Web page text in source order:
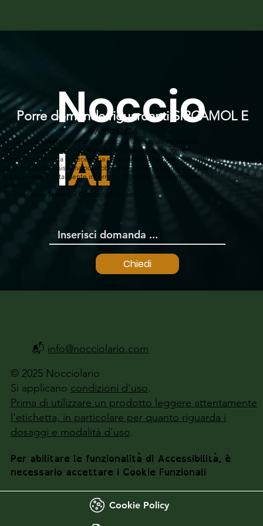
Chiedi
Noccio
lAI
Porre domande riguardanti SIPCAMOL E
AVVERTENZA
L'utilizzo di questo strumento, basato su un servizio esterno di
intelligenza artificiale, NON esula l'utilizzatore dal leggere
attentamente tutta la necessaria documentazione prima dell'utilizzo
di un prodotto. Il sistema potrebbe, in alcuni casi, fornire informazioni
parzialmente o totalmente incorrette. Non inserire informazioni
sensibili.
Si applicano i Termini e Condizioni del sito.
© 2025 Nocciolario
Si applicano condizioni d'uso.
Prima di utilizzare un prodotto leggere attentamente
l'etichetta, in particolare per quanto riguarda i
dosaggi e modalità d'uso.
Per abilitare le funzionalità di Accessibilità, è
necessario accettare i Cookie Funzionali
Cookie Policy
📬 info@nocciolario.com